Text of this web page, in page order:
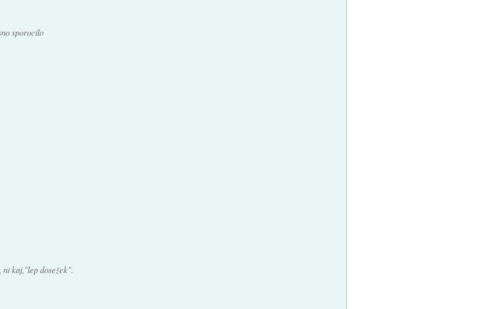
sporocilo
ni kaj,"lep dosežek".